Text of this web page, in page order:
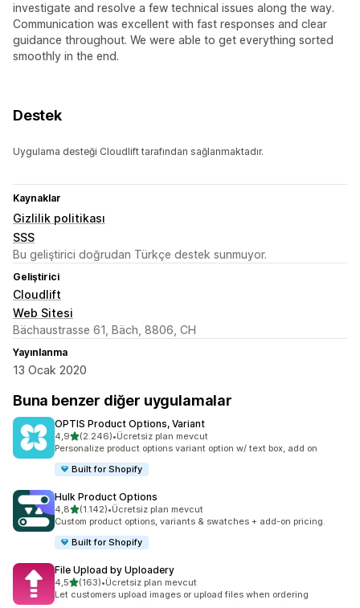
investigate and resolve a few technical issues along the way.
Communication was excellent with fast responses and clear
guidance throughout. We were able to get everything sorted
smoothly in the end.
Destek
Uygulama desteği Cloudlift tarafından sağlanmaktadır.
Kaynaklar
Gizlilik politikası
SSS
Bu geliştirici doğrudan Türkçe destek sunmuyor.
Geliştirici
Cloudlift
Web Sitesi
Bächaustrasse 61, Bäch, 8806, CH
Yayınlanma
13 Ocak 2020
Buna benzer diğer uygulamalar
OPTIS Product Options, Variant
4,95 yıldız üzerinden
(2.246)
toplam 2246 değerlendirme
•Ücretsiz plan mevcut
Personalize product options variant option w/ text box, add on
Built for Shopify
Hulk Product Options
4,85 yıldız üzerinden
(1.142)
toplam 1142 değerlendirme
•Ücretsiz plan mevcut
Custom product options, variants & swatches + add-on pricing.
Built for Shopify
File Upload by Uploadery
4,55 yıldız üzerinden
(163)
toplam 163 değerlendirme
•Ücretsiz plan mevcut
Let customers upload images or upload files when ordering